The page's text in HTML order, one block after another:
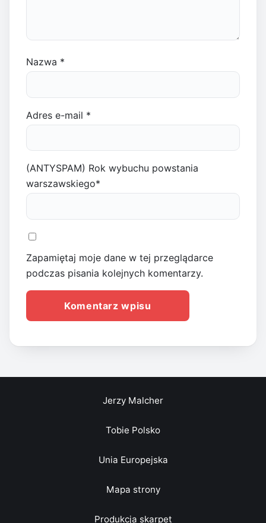
Nazwa *
Adres e-mail *
(ANTYSPAM) Rok wybuchu powstania
warszawskiego*
Zapamiętaj moje dane w tej przeglądarce
podczas pisania kolejnych komentarzy.
Jerzy Malcher
Tobie Polsko
Unia Europejska
Mapa strony
Produkcja skarpet